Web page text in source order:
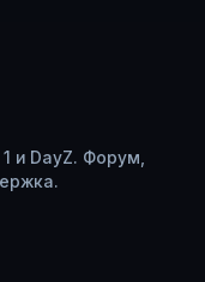
и DayZ. Форум,